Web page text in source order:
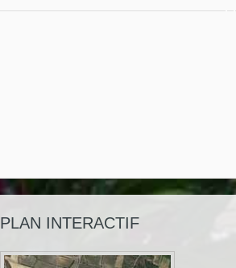
PLAN INTERACTIF